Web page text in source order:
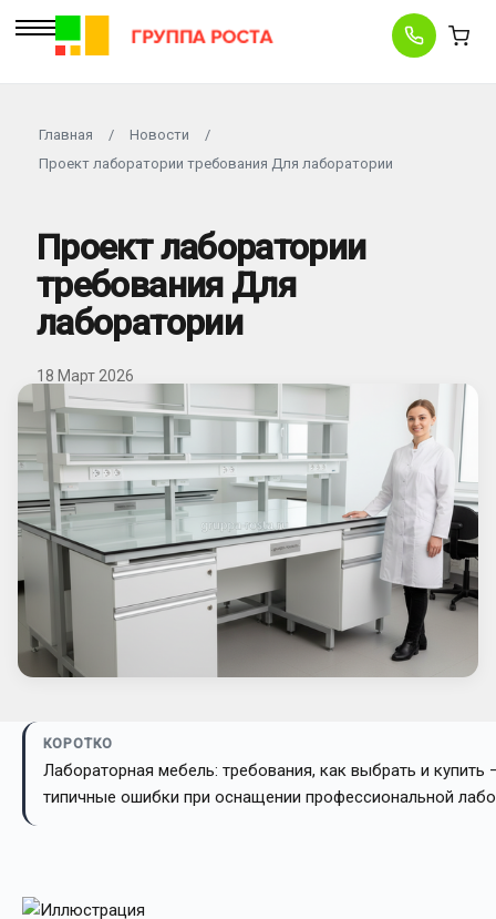
Главная / Новости
/
Проект лаборатории требования Для лаборатории
Проект лаборатории
требования Для
лаборатории
18 Март 2026
КОРОТКО
Лабораторная мебель: требования, как выбрать и
типичные ошибки при оснащении профессиональной